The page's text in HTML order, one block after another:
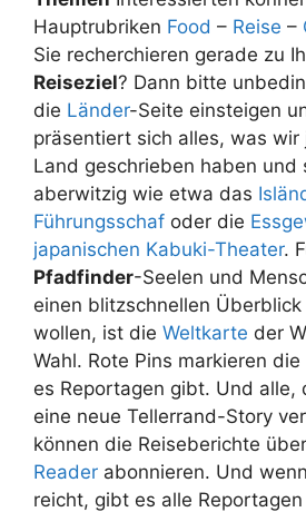
Hauptrubriken Food – Reise –
Sie recherchieren gerade zu
Reiseziel? Dann bitte
die Länder-Seite einsteigen
präsentiert sich alles, was wir
Land geschrieben haben und
aberwitzig wie etwa das
Führungsschaf oder die
japanischen Kabuki-Theater.
Pfadfinder-Seelen und
einen blitzschnellen
wollen, ist die Weltkarte der
Wahl. Rote Pins markieren
es Reportagen gibt. Und alle,
eine neue Tellerrand-Story
können die Reiseberichte
Reader abonnieren. Und
reicht, gibt es alle